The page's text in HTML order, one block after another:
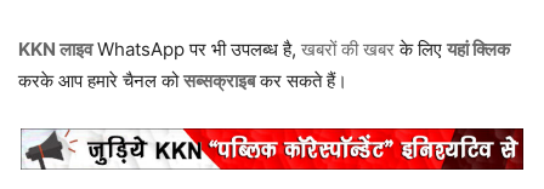
KKN लाइवWhatsApp पर भी उपलब्ध है, खबरों की खबरके लिए यहां क्लिक
करके आप हमारे चैनल कोसब्सक्राइबकर सकते हैं।